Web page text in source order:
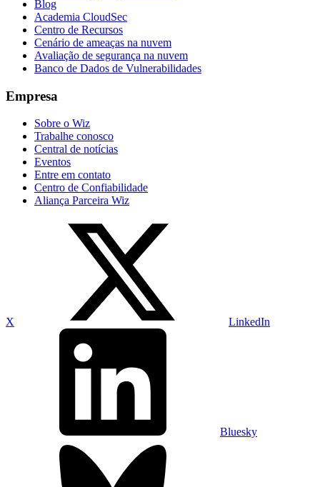
Blog
Academia CloudSec
Centro de Recursos
Cenário de ameaças na nuvem
Avaliação de segurança na nuvem
Banco de Dados de Vulnerabilidades
Empresa
Sobre o Wiz
Trabalhe conosco
Central de notícias
Eventos
Entre em contato
Centro de Confiabilidade
Aliança Parceira Wiz
X LinkedIn
Bluesky